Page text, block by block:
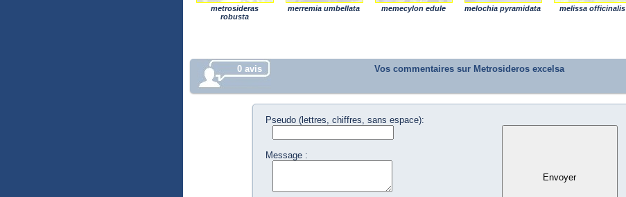
metrosideras
robusta
merremia umbellata memecylon edule melochia pyramidata melissa officinalis
0 avis Vos commentaires sur Metrosideros excelsa
Pseudo (lettres, chiffres, sans espace):
Message :